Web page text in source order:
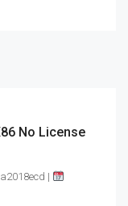
No License
|